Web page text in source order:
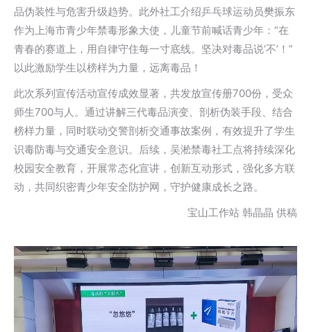
品伪装性与危害升级趋势。此外社工介绍乒乓球运动员樊振东
作为上海市青少年禁毒形象大使，儿童节前喊话青少年：“在
青春的赛道上，用自律守住每一寸底线。坚决对毒品说‘不’！”
以此激励学生以榜样为力量，远离毒品！
此次系列宣传活动宣传成效显著，共发放宣传册700份，受众
师生700与人。通过讲解三代毒品演变、剖析伪装手段、结合
榜样力量，同时联动交警剖析交通事故案例，有效提升了学生
识毒防毒与交通安全意识。后续，吴淞禁毒社工点将持续深化
校园安全教育，开展常态化宣讲，创新互动形式，强化多方联
动，共同织密青少年安全防护网，守护健康成长之路。
宝山工作站 韩晶晶 供稿